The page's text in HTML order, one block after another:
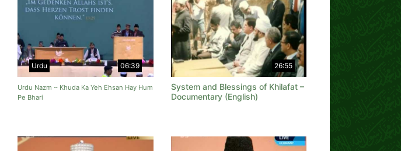
06:39
Urdu
Urdu Nazm ~ Khuda Ka Yeh Ehsan Hay Hum
Pe Bhari
26:55
System and Blessings of Khilafat –
Documentary (English)